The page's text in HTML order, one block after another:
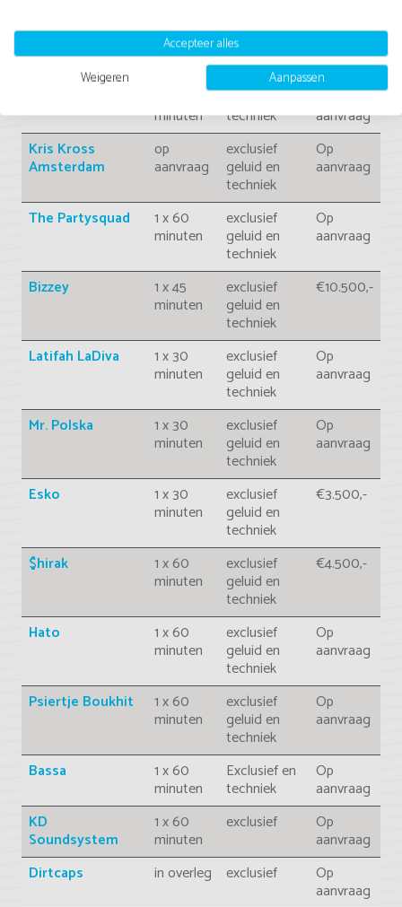
Dopebwoy
1 x 30
minuten
exclusief
geluid en
techniek
Op
minuten
exclusief en
techniek
Op
aanvraag
Kris Kross
Amsterdam
op
aanvraag
exclusief
geluid en
techniek
Op
aanvraag
The Partysquad 1 x 60
minuten
exclusief
geluid en
techniek
Op
aanvraag
Bizzey 1 x 45
minuten
exclusief
geluid en
techniek
€10.500,-
Latifah LaDiva 1 x 30
minuten
exclusief
geluid en
techniek
Op
aanvraag
Mr. Polska 1 x 30
minuten
exclusief
geluid en
techniek
Op
aanvraag
Esko 1 x 30
minuten
exclusief
geluid en
techniek
€3.500,-
$hirak 1 x 60
minuten
exclusief
geluid en
techniek
€4.500,-
Hato 1 x 60
minuten
exclusief
geluid en
techniek
Op
aanvraag
Psiertje Boukhit 1 x 60
minuten
exclusief
geluid en
techniek
Op
aanvraag
Bassa 1 x 60
minuten
Exclusief en
techniek
Op
aanvraag
KD
Soundsystem
1 x 60
minuten
exclusief Op
aanvraag
Dirtcaps
in overleg exclusief Op
aanvraag
Accepteer alles
Weigeren
Aanpassen